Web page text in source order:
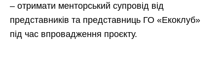
– отримати менторський супровід від
представників та представниць ГО «Екоклуб»
під час впровадження проєкту.